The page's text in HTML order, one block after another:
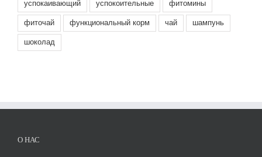
успокаивающий успокоительные фитомины
фиточай функциональный корм чай шампунь
шоколад
О НАС